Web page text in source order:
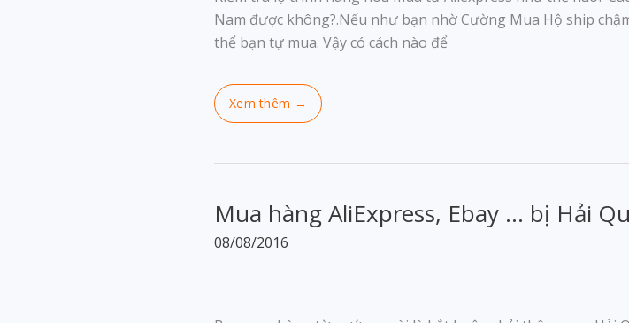
Nam được không?.Nếu như bạn nhờ Cường Mua Hộ ship
thể bạn tự mua. Vậy có cách nào để
Mua hàng AliExpress, Ebay … bị Hải
08/08/2016